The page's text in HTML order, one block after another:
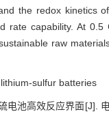
the redox kinetics
rate capability. At
raw
sulfur batteries
电池高效反应界面[J].